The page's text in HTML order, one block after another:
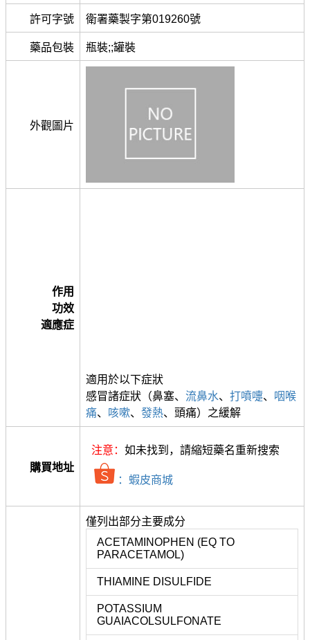
許可字號 衛署藥製字第019260號
藥品包裝 瓶裝;;罐裝
外觀圖片
作用
功效
適應症
適用於以下症狀
感冒諸症狀（鼻塞、 流鼻水、 打噴嚏、
咽喉
痛、 咳嗽、 發熱、頭痛）之緩解
購買地址
注意： 如未找到，請縮短藥名重新搜索
：蝦皮商城
僅列出部分主要成分
ACETAMINOPHEN (EQ TO
PARACETAMOL)
THIAMINE DISULFIDE
POTASSIUM
GUAIACOLSULFONATE